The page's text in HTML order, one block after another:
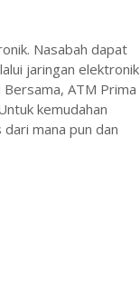
Nasabah dapat
jaringan elektronik
ATM Prima
kemudahan
mana pun dan